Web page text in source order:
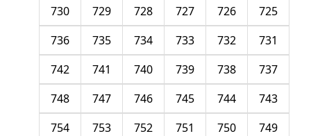
725
726
727
728
729
730
731
732
733
734
735
736
737
738
739
740
741
742
743
744
745
746
747
748
749
750
751
752
753
754